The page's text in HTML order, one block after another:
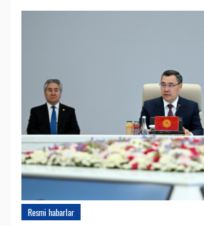
Resmi habarlar